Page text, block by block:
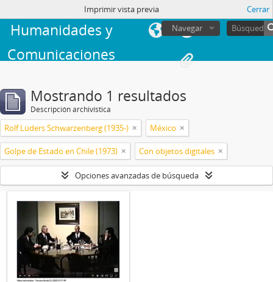
Facultad de
Humanidades y
Comunicaciones
sesión
Navegar
Imprimir vista previa Cerrar
Mostrando 1 resultados
Descripción archivística
Rolf Lüders Schwarzenberg (1935-) México
Golpe de Estado en Chile (1973) Con objetos digitales
Opciones avanzadas de búsqueda